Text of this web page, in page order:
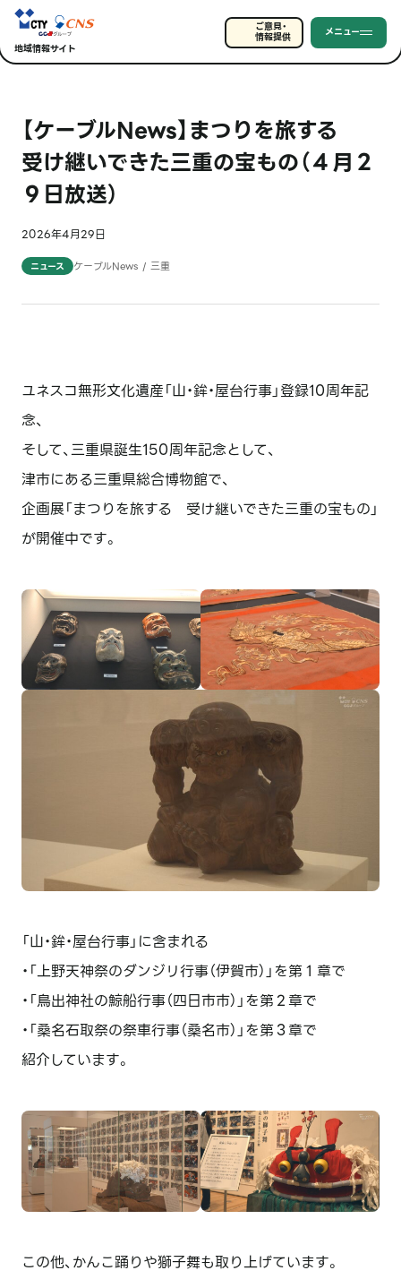
地域情報サイト
ご意見・
情報提供 メニュー
【ケーブルNews】まつりを旅する
受け継いできた三重の宝もの（４月２
９日放送）
2026年4月29日
ニュース ケーブルNews / 三重
ユネスコ無形文化遺産「山・鉾・屋台行事」登録10周年記
念、
そして、三重県誕生150周年記念として、
津市にある三重県総合博物館で、
企画展「まつりを旅する 受け継いできた三重の宝もの」
が開催中です。
「山・鉾・屋台行事」に含まれる
・「上野天神祭のダンジリ行事（伊賀市）」を第１章で
・「鳥出神社の鯨船行事（四日市市）」を第２章で
・「桑名石取祭の祭車行事（桑名市）」を第３章で
紹介しています。
この他、かんこ踊りや獅子舞も取り上げています。